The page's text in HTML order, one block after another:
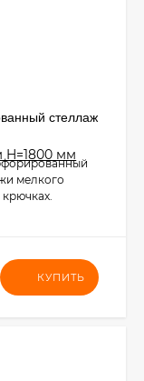
стеллаж
мелкого
КУПИТЬ